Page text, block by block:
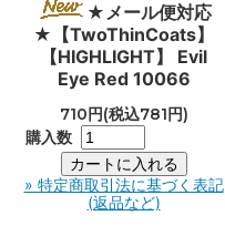
★メール便対応
★【TwoThinCoats】
【HIGHLIGHT】 Evil
Eye Red 10066
710円(税込781円)
購入数
» 特定商取引法に基づく表記
(返品など)